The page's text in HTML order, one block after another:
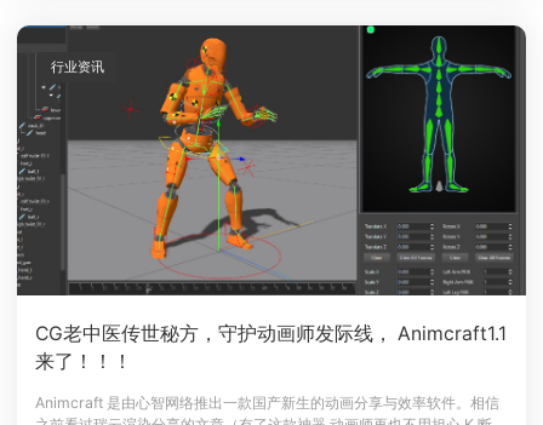
CG老中医传世秘方，守护动画师发际线， Animcraft1.1
来了！！！
Animcraft 是由心智网络推出一款国产新生的动画分享与效率软件。相信
行业资讯